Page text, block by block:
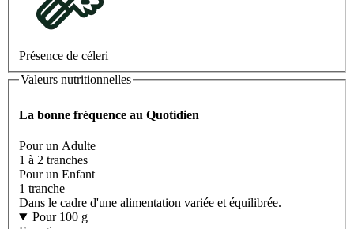
Présence de céleri
Valeurs nutritionnelles
La bonne fréquence au Quotidien
Pour un Adulte
1 à 2 tranches
Pour un Enfant
1 tranche
Dans le cadre d'une alimentation variée et équilibrée.
Pour 100 g